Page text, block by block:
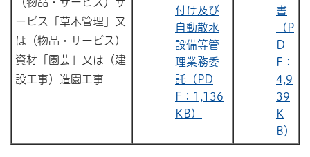
（物品・サービス）サ
ービス「草木管理」又
は（物品・サービス）
資材「園芸」又は（建
設工事）造園工事
付け及び
自動散水
設備等管
理業務委
託（PD
F：1,136
KB）
書
（P
D
F：
4,9
39
K
B）